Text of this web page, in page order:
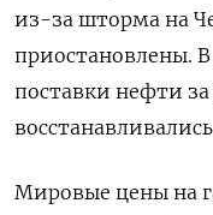
из-за шторма на
приостановлены.
поставки нефти
Мировые цены на